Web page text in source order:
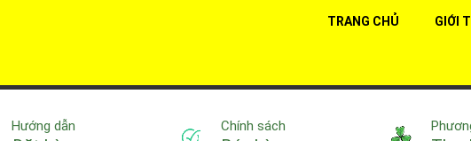
TRANG CHỦ GIỚI
Hướng dẫn Chính sách